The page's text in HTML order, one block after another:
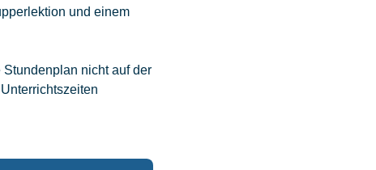
und einem
nicht auf der